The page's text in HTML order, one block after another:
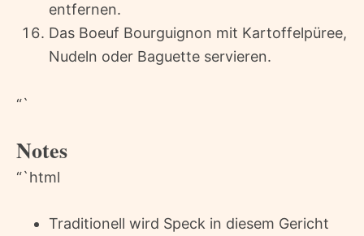
entfernen.
Das Boeuf Bourguignon mit Kartoffelpüree,
Nudeln oder Baguette servieren.
“`
Notes
“`html
Traditionell wird Speck in diesem Gericht